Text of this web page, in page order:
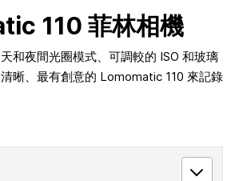
110 菲林相機
和夜間光圈模式、可調較的 ISO 和玻璃
晰、最有創意的 Lomomatic 110 來記錄